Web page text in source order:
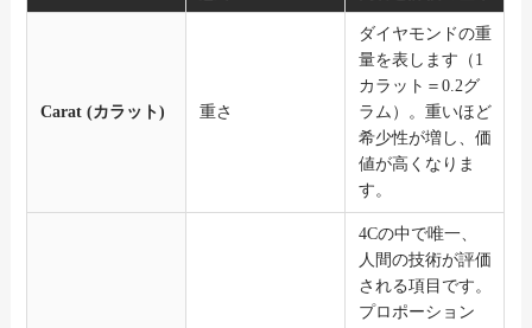
Carat (カラット) 重さ
ダイヤモンドの重
量を表します（1
カラット＝0.2グ
ラム）。重いほど
希少性が増し、価
値が高くなりま
す。
4Cの中で唯一、
人間の技術が評価
される項目です。
プロポーション